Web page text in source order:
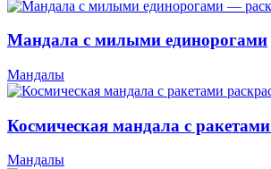
Мандала с милыми единорогами
Мандалы
Космическая мандала с
Мандалы